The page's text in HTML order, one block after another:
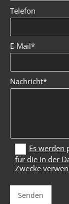
Telefon
E-Mail*
Nachricht*
Es werden
für die in der
Zwecke